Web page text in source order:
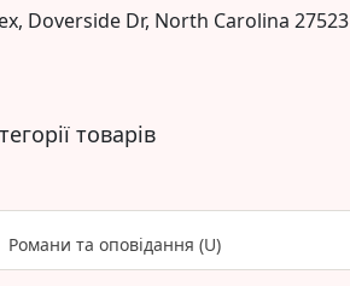
Doverside Dr, North Carolina 27523
товарів
Романи та оповідання (U)